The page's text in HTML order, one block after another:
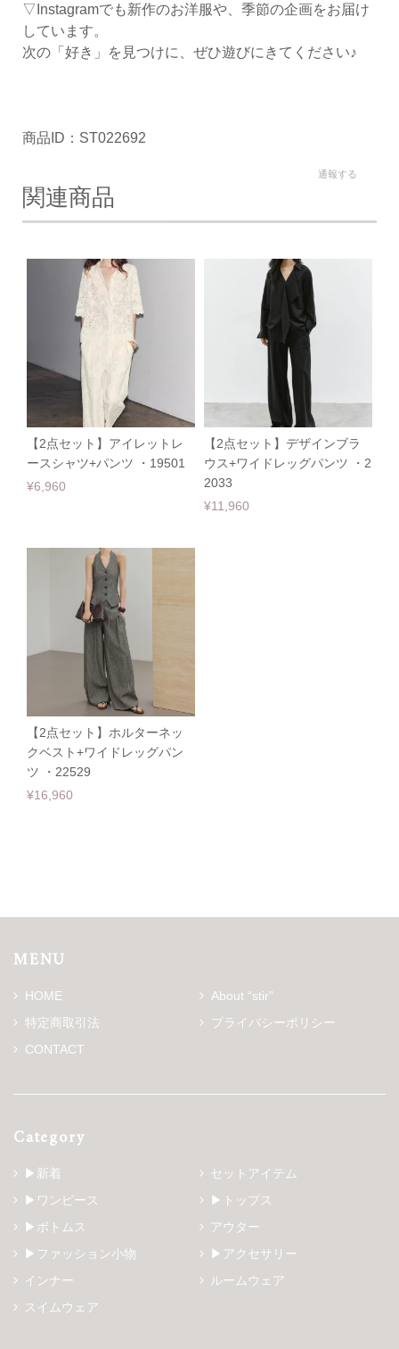
▽Instagramでも新作のお洋服や、季節の企画をお届け
しています。
次の「好き」を見つけに、ぜひ遊びにきてください♪
商品ID：ST022692
通報する
関連商品
【2点セット】アイレットレ
ースシャツ+パンツ ・19501
¥6,960
【2点セット】デザインブラ
ウス+ワイドレッグパンツ ・2
2033
¥11,960
【2点セット】ホルターネッ
クベスト+ワイドレッグパン
ツ ・22529
¥16,960
MENU
HOME
About “stir”
特定商取引法
プライバシーポリシー
CONTACT
Category
▶新着
セットアイテム
▶ワンピース
▶トップス
▶ボトムス
アウター
▶ファッション小物
▶アクセサリー
インナー
ルームウェア
スイムウェア